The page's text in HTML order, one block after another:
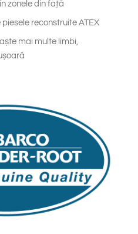
zonele din față
reconstruite ATEX
mai multe limbi,